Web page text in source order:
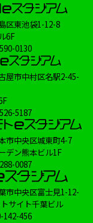
区東池袋1-12-8
6F
0130
屋市中村区名駅2-45-
5187
市中央区城東町4-7
デン熊本ビル1F
0087
市中央区富士見1-12-
サイト千葉ビル
142-456